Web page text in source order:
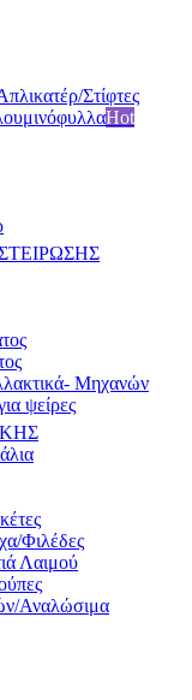
Στίφτες
Hot
Μηχανών
ψείρες
Φιλέδες
Λαιμού
Αναλώσιμα